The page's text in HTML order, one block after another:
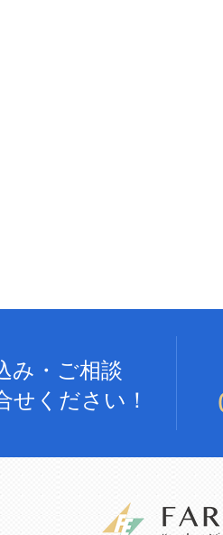
み・ご相談
せください！